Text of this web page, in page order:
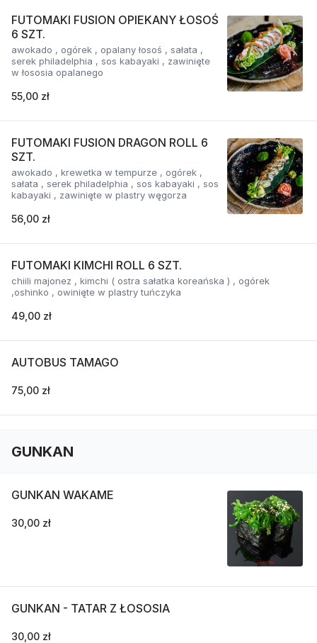
FUTOMAKI FUSION OPIEKANY ŁOSOŚ
6 SZT.
awokado , ogórek , opalany łosoś , sałata ,
serek philadelphia , sos kabayaki , zawinięte
w łososia opalanego
55,00 zł
FUTOMAKI FUSION DRAGON ROLL 6
SZT.
awokado , krewetka w tempurze , ogórek ,
sałata , serek philadelphia , sos kabayaki , sos
kabayaki , zawinięte w plastry węgorza
56,00 zł
FUTOMAKI KIMCHI ROLL 6 SZT.
chiili majonez , kimchi ( ostra sałatka koreańska ) , ogórek
,oshinko , owinięte w plastry tuńczyka
49,00 zł
AUTOBUS TAMAGO
75,00 zł
GUNKAN
GUNKAN WAKAME
30,00 zł
GUNKAN - TATAR Z ŁOSOSIA
30,00 zł